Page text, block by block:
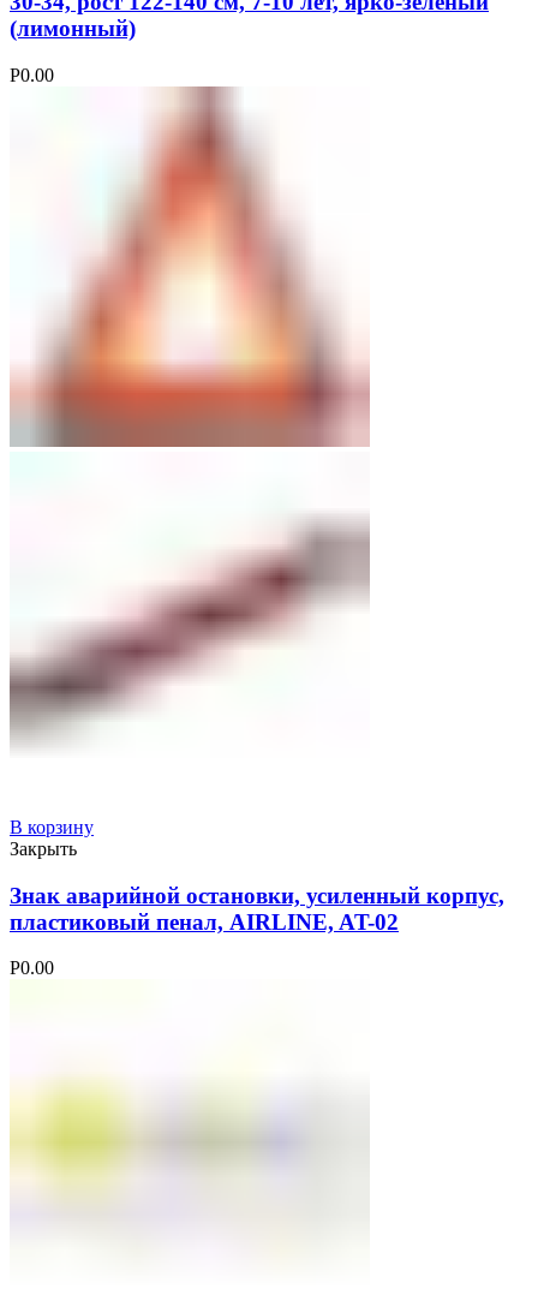
(лимонный)
Р0.00
В корзину
Закрыть
Знак аварийной остановки, усиленный корпус,
пластиковый пенал, AIRLINE, AT-02
Р0.00